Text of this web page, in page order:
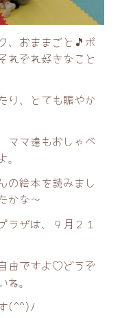
、おままごと🎵ボ
れぞれ好きなこと
り、とても賑やか
ママ達もおしゃべ
の絵本を読みまし
かな～
ザは、９月２１
由ですよ♡どうぞ
。
(^^)/